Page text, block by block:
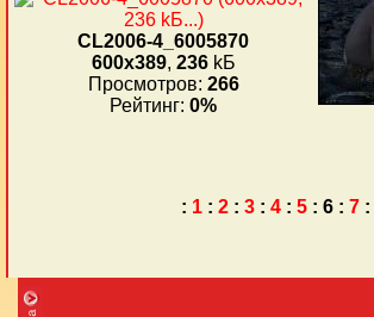
CL2006-4_6005870
600x389, 236kБ
Просмотров: 266
Рейтинг: 0%
: 1: 2: 3: 4: 5: 6: 7: